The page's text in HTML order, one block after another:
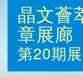
晶文薈
章展廊
第20期